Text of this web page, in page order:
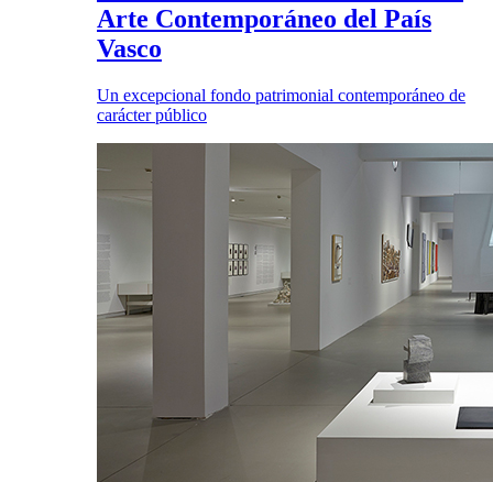
Arte Contemporáneo del País
Vasco
Un excepcional fondo patrimonial contemporáneo de
carácter público